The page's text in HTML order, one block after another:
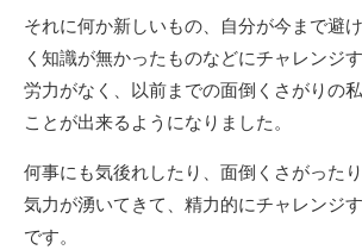
それに何か新しいもの、自分が今まで避
く知識が無かったものなどにチャレンジ
労力がなく、以前までの面倒くさがりの
ことが出来るようになりました。
何事にも気後れしたり、面倒くさがった
気力が湧いてきて、精力的にチャレンジ
です。